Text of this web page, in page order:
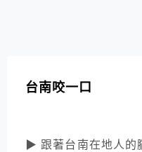
台南咬一口
▶ 跟著台南在地人的